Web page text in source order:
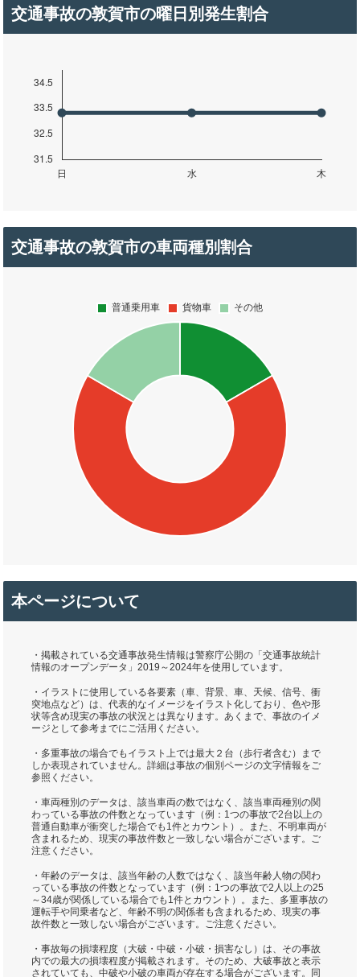
交通事故の敦賀市の曜日別発生割合
交通事故の敦賀市の車両種別割合
本ページについて
・掲載されている交通事故発生情報は警察庁公開の「交通事故統計
情報のオープンデータ」2019～2024年を使用しています。
・イラストに使用している各要素（車、背景、車、天候、信号、衝
突地点など）は、代表的なイメージをイラスト化しており、色や形
状等含め現実の事故の状況とは異なります。あくまで、事故のイメ
ージとして参考までにご活用ください。
・多重事故の場合でもイラスト上では最大２台（歩行者含む）まで
しか表現されていません。詳細は事故の個別ページの文字情報をご
参照ください。
・車両種別のデータは、該当車両の数ではなく、該当車両種別の関
わっている事故の件数となっています（例：1つの事故で2台以上の
普通自動車が衝突した場合でも1件とカウント）。また、不明車両が
含まれるため、現実の事故件数と一致しない場合がございます。ご
注意ください。
・年齢のデータは、該当年齢の人数ではなく、該当年齢人物の関わ
っている事故の件数となっています（例：1つの事故で2人以上の25
～34歳が関係している場合でも1件とカウント）。また、多重事故の
運転手や同乗者など、年齢不明の関係者も含まれるため、現実の事
故件数と一致しない場合がございます。ご注意ください。
・事故毎の損壊程度（大破・中破・小破・損害なし）は、その事故
内での最大の損壊程度が掲載されます。そのため、大破事故と表示
されていても、中破や小破の車両が存在する場合がございます。同